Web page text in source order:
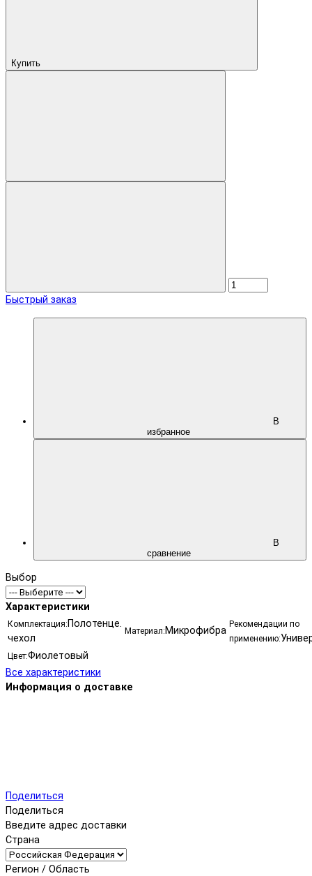
Купить
Быстрый заказ
В
избранное
В
сравнение
Выбор
Характеристики
Комплектация: Полотенце.
чехол
Материал: Микрофибра
Рекомендации по
применению:
Цвет:Фиолетовый
Все характеристики
Информация о доставке
Поделиться
Поделиться
Введите адрес доставки
Страна
Регион / Область